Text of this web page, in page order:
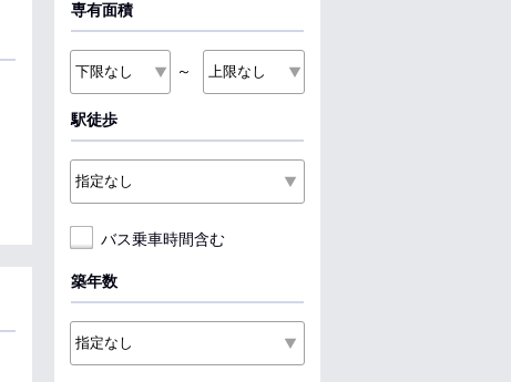
専有面積
～
駅徒歩
バス乗車時間含む
築年数